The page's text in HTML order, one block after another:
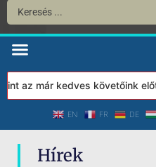
az már kedves követőink
EN FR DE
Hírek